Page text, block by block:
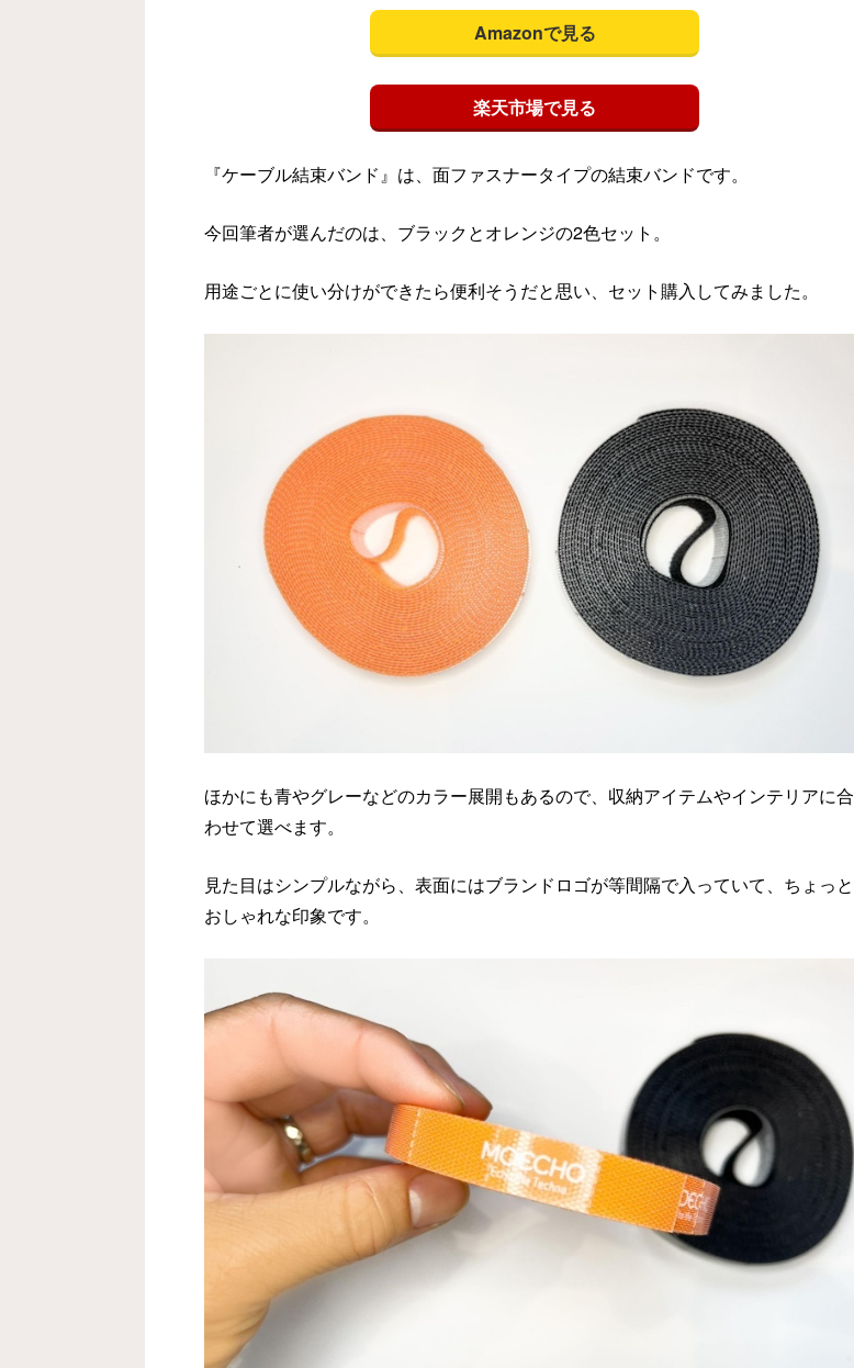
Amazonで見る
楽天市場で見る
『ケーブル結束バンド』は、面ファスナータイプの結束バンドです。
今回筆者が選んだのは、ブラックとオレンジの2色セット。
用途ごとに使い分けができたら便利そうだと思い、セット購入してみました。
ほかにも青やグレーなどのカラー展開もあるので、収納アイテムやインテリアに合
わせて選べます。
見た目はシンプルながら、表面にはブランドロゴが等間隔で入っていて、ちょっと
おしゃれな印象です。